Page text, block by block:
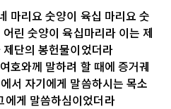
마리요 숫양이 육십 마리요 숫
린 숫양이 육십마리라 이는 제
단의 봉헌물이었더라
호와께 말하려 할 때에 증거궤
서 자기에게 말씀하시는 목소
에게 말씀하심이었더라